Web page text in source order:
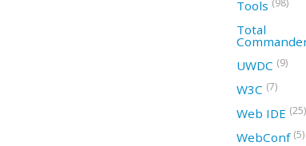
Tools (98)
Total
UWDC (9)
W3C (7)
Web IDE (25)
WebConf (5)